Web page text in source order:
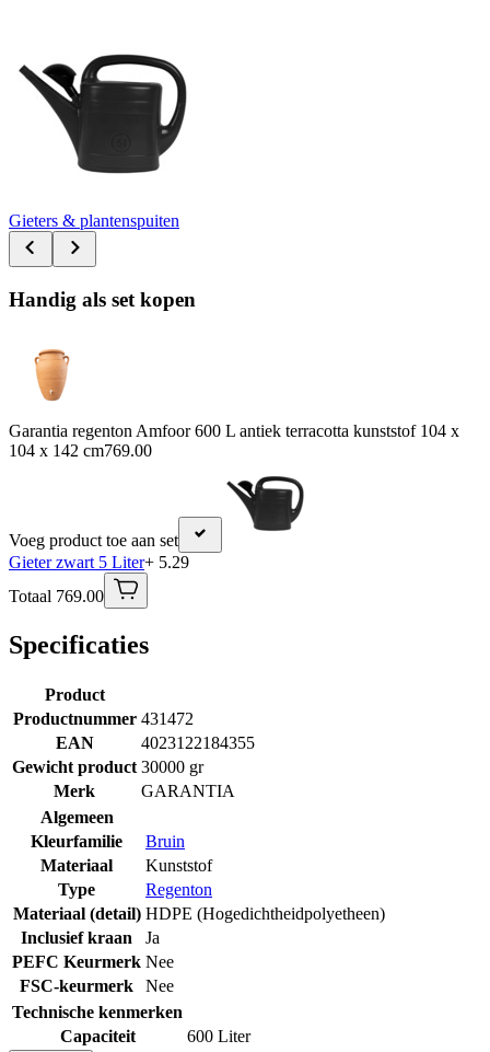
Gieters & plantenspuiten
Handig als set kopen
Garantia regenton Amfoor 600 L antiek terracotta kunststof 104 x
104 x 142 cm769.00
Voeg product toe aan set
Gieter zwart 5 Liter+ 5.29
Totaal 769.00
Specificaties
Product
Productnummer 431472
EAN
4023122184355
Gewicht product 30000 gr
Merk
GARANTIA
Algemeen
Kleurfamilie
Bruin
Materiaal
Kunststof
Type
Regenton
Materiaal (detail) HDPE (Hogedichtheidpolyetheen)
Inclusief kraan
Ja
PEFC Keurmerk Nee
FSC-keurmerk
Nee
Technische kenmerken
Capaciteit
600 Liter